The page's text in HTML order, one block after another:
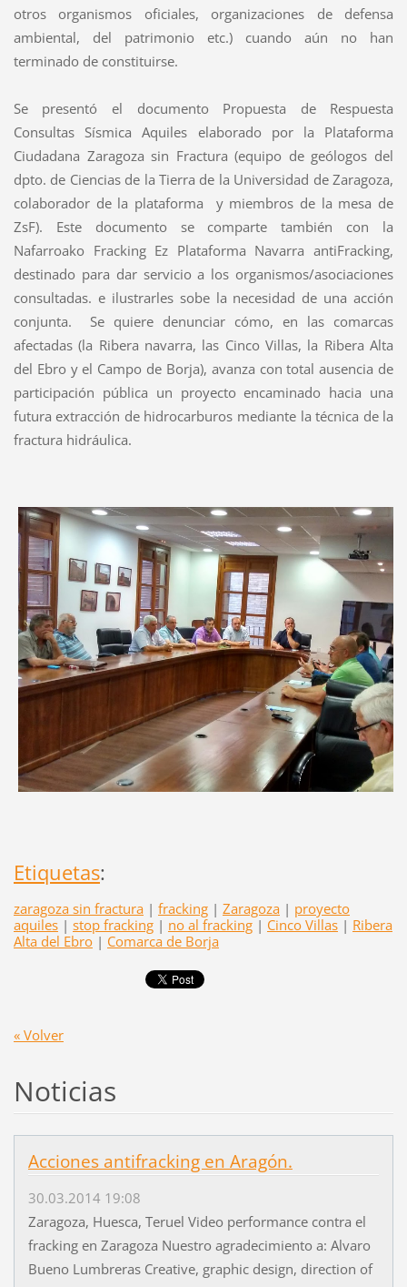
otros organismos oficiales, organizaciones de defensa
ambiental, del patrimonio etc.) cuando aún no han
terminado de constituirse.
Se presentó el documento Propuesta de Respuesta
Consultas Sísmica Aquiles elaborado por la Plataforma
Ciudadana Zaragoza sin Fractura (equipo de geólogos del
dpto. de Ciencias de la Tierra de la Universidad de Zaragoza,
colaborador de la plataforma y miembros de la mesa de
ZsF). Este documento se comparte también con la
Nafarroako Fracking Ez Plataforma Navarra antiFracking,
destinado para dar servicio a los organismos/asociaciones
consultadas. e ilustrarles sobe la necesidad de una acción
conjunta. Se quiere denunciar cómo, en las comarcas
afectadas (la Ribera navarra, las Cinco Villas, la Ribera Alta
del Ebro y el Campo de Borja), avanza con total ausencia de
participación pública un proyecto encaminado hacia una
futura extracción de hidrocarburos mediante la técnica de la
fractura hidráulica.
Etiquetas:
zaragoza sin fractura | fracking | Zaragoza | proyecto
aquiles | stop fracking | no al fracking | Cinco Villas | Ribera
Alta del Ebro | Comarca de Borja
« Volver
Noticias
Acciones antifracking en Aragón.
30.03.2014 19:08
Zaragoza, Huesca, Teruel Video performance contra el
fracking en Zaragoza Nuestro agradecimiento a: Alvaro
Bueno Lumbreras Creative, graphic design, direction of